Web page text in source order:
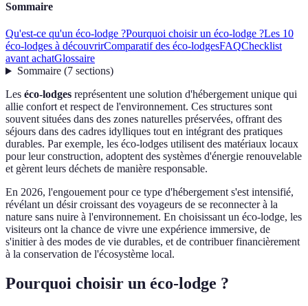
Sommaire
Qu'est-ce qu'un éco-lodge ?Pourquoi choisir un éco-lodge ?Les 10
éco-lodges à découvrirComparatif des éco-lodgesFAQChecklist
avant achatGlossaire
Sommaire(7 sections)
Les éco-lodges représentent une solution d'hébergement unique qui
allie confort et respect de l'environnement. Ces structures sont
souvent situées dans des zones naturelles préservées, offrant des
séjours dans des cadres idylliques tout en intégrant des pratiques
durables. Par exemple, les éco-lodges utilisent des matériaux locaux
pour leur construction, adoptent des systèmes d'énergie renouvelable
et gèrent leurs déchets de manière responsable.
En 2026, l'engouement pour ce type d'hébergement s'est intensifié,
révélant un désir croissant des voyageurs de se reconnecter à la
nature sans nuire à l'environnement. En choisissant un éco-lodge, les
visiteurs ont la chance de vivre une expérience immersive, de
s'initier à des modes de vie durables, et de contribuer financièrement
à la conservation de l'écosystème local.
Pourquoi choisir un éco-lodge ?